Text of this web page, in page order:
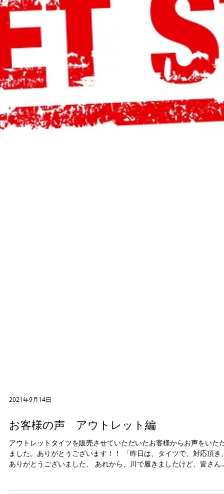
2021年9月14日
お客様の声 アウトレット編
アウトレットタイツを販売させていただいたお客様からお声をいた